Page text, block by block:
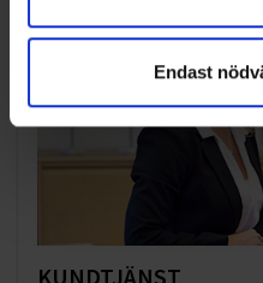
Endast
KUNDTJÄNST